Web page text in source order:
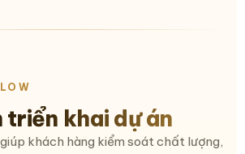
triển khai dự án
khách hàng kiểm soát chất lượng,